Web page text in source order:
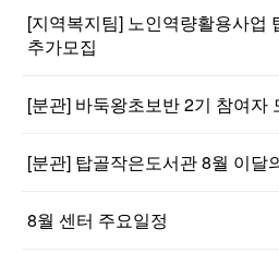
[지역복지팀] 노인역량활용사업
추가모집
[분관] 바둑왕초보반 2기 참여자
[분관] 탑골작은도서관 8월 이달
8월 센터 주요일정